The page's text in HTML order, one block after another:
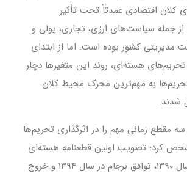
کلان اقتصادی عمدتاً تحت تأثیر
جمله سیاست‌های ارزی، تجاری، پولی و
مدیریتی کشور بوده است. اما از ابتدای
اعمال تحریم‌های هسته‌ای، روند این متغیرها دچار
به مهم‌ترین محرک محیط کلان
شدند.
مقطع زمانی مهم را در اثرگذاری تحریم‌ها
کرد؛ تصویب اولین قطعنامه هسته‌ای
شورای امنیت در سال ۱۳۹۰، توافق برجام در سال ۱۳۹۴ و خروج